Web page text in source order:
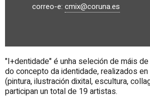
correo-e: cmix@coruna.es
"I+dentidade" é unha seleción de máis
do concepto da identidade, realizados
(pintura, ilustración dixital, escultura,
participan un total de 19 artistas.